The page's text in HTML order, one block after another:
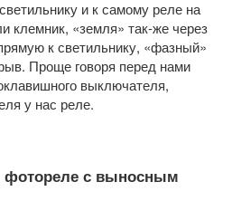
и к самому реле на
клемник, «земля» так-же через
к светильнику, «фазный»
Проще говоря перед нами
выключателя,
у нас реле.
с выносным